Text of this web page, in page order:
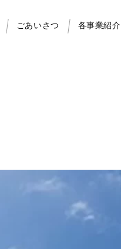
ごあいさつ 各事業紹介